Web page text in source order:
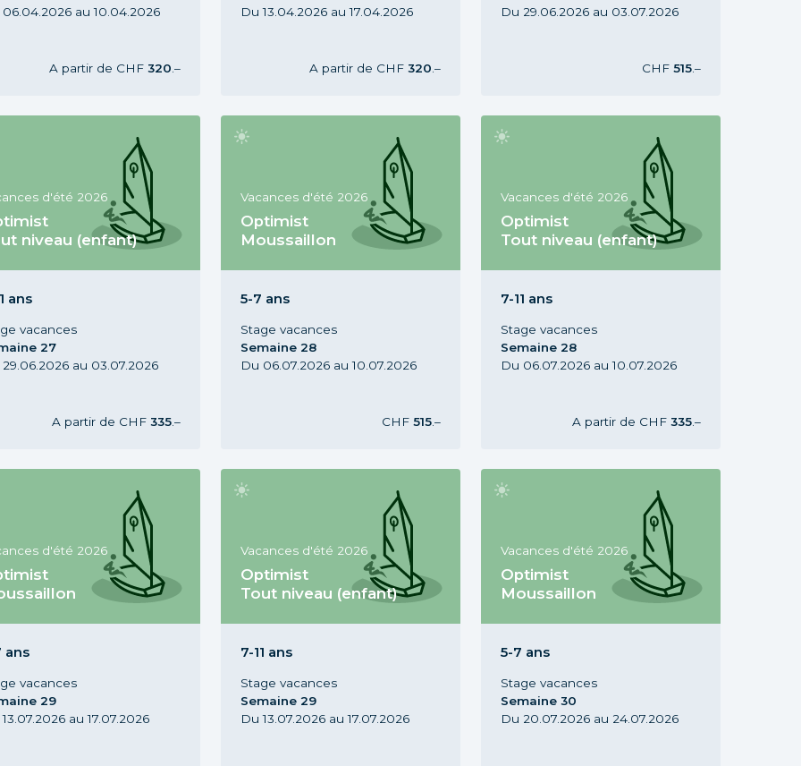
06.04.2026 au 10.04.2026
A partir de CHF 320 .–
Du 13.04.2026 au 17.04.2026
A partir de CHF 320 .–
Du 29.06.2026 au 03.07.2026
CHF 515.–
d'été 2026
niveau (enfant)
ans
vacances
27
29.06.2026 au 03.07.2026
A partir de CHF 335.–
Optimist Tout niveau, 7-11
27
Vacances d'été 2026
Optimist
Moussaillon
5-7 ans
Stage vacances
Semaine 28
Du 06.07.2026 au 10.07.2026
CHF 515.–
Stage Optimist Moussaillon, 5-7
Semaine 28
Vacances d'été 2026
Optimist
Tout niveau (enfant)
7-11 ans
Stage vacances
Semaine 28
Du 06.07.2026 au 10.07.2026
A partir de CHF 335.–
Stage Optimist Tout niveau, 7-11
Semaine 28
d'été 2026
ans
vacances
29
au 17.07.2026
Optimist Moussaillon, 5-7
29
Vacances d'été 2026
Optimist
Tout niveau (enfant)
7-11 ans
Stage vacances
Semaine 29
Du 13.07.2026 au 17.07.2026
Stage Optimist Tout niveau, 7-11
Semaine 29
Vacances d'été 2026
Optimist
Moussaillon
5-7 ans
Stage vacances
Semaine 30
Du 20.07.2026 au 24.07.2026
Stage Optimist Moussaillon, 5-7
Semaine 30